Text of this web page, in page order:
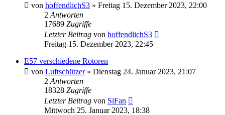
von hoffendlichS3 » Freitag 15. Dezember 2023, 22:00
2 Antworten
17689 Zugriffe
Letzter Beitrag von hoffendlichS3
Freitag 15. Dezember 2023, 22:45
E57 verschiedene Rotoren
von Luftschützer» Dienstag 24. Januar 2023, 21:07
2 Antworten
18328 Zugriffe
Letzter Beitrag von SiFan
Mittwoch 25. Januar 2023, 18:38